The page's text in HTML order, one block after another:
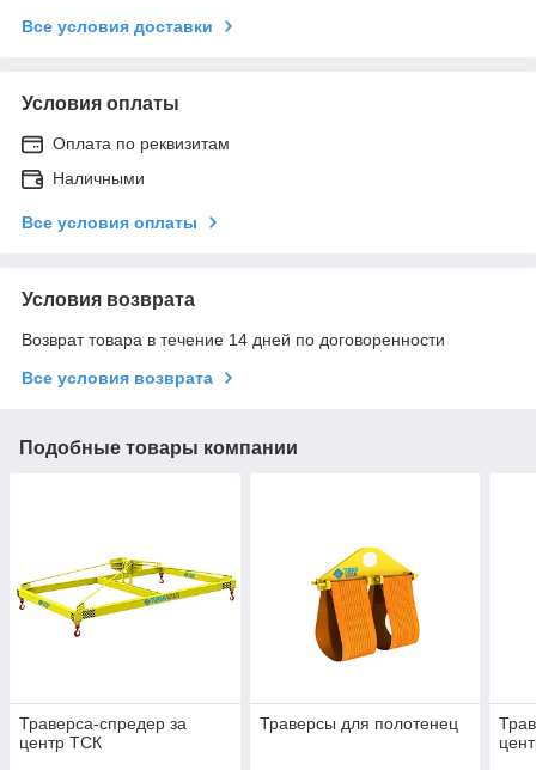
Все условия доставки
Условия оплаты
Оплата по реквизитам
Наличными
Все условия оплаты
Условия возврата
Возврат товара в течение 14 дней по договоренности
Все условия возврата
Подобные товары компании
Траверса-спредер за
центр ТСК
Траверсы для полотенец